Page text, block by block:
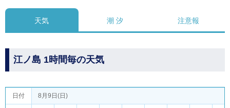
天気 潮 汐 注意報
江ノ島 1時間毎の天気
日付 8月9日(日)